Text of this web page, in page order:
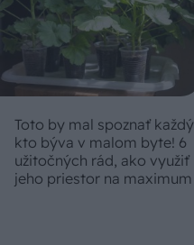
Toto by mal spoznať každý,
kto býva v malom byte! 6
užitočných rád, ako využiť
jeho priestor na maximum